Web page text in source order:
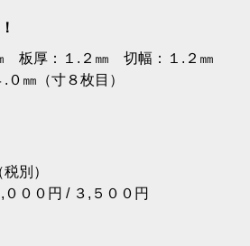
板厚：１.２㎜ 切幅：１.２㎜
０㎜（寸８枚目）
別）
００円 / ３,５００円